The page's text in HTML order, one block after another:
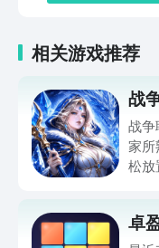
相关游戏推荐
战
战争
家所
松放
戏能
卓